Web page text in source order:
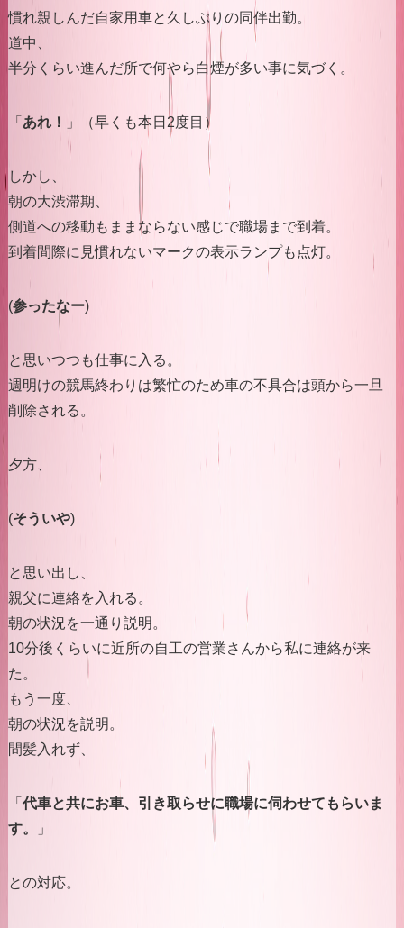
慣れ親しんだ自家用車と久しぶりの同伴出勤。
道中、
半分くらい進んだ所で何やら白煙が多い事に気づく。
「 あれ！ 」（早くも本日2度目）
しかし、
朝の大渋滞期、
側道への移動もままならない感じで職場まで到着。
到着間際に見慣れないマークの表示ランプも点灯。
(参ったなー)
と思いつつも仕事に入る。
週明けの競馬終わりは繁忙のため車の不具合は頭から一旦
削除される。
夕方、
(そういや)
と思い出し、
親父に連絡を入れる。
朝の状況を一通り説明。
10分後くらいに近所の自工の営業さんから私に連絡が来
た。
もう一度、
朝の状況を説明。
間髪入れず、
「 代車と共にお車、引き取らせに職場に伺わせてもらいま
す。
」
との対応。